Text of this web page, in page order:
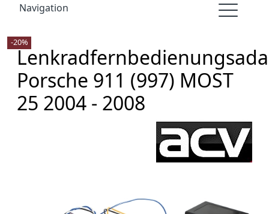
Navigation
Porsche 911 (997) MOST
25 2004 - 2008
-20%